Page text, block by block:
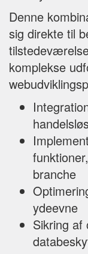
Denne
sig direkte til
komplekse
branche
ydeevne
Sikring af